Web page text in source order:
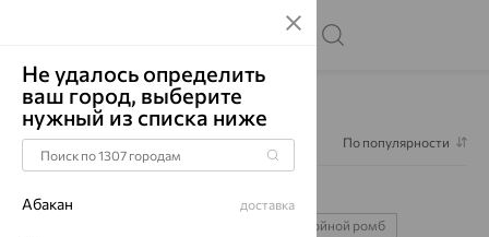
Главная Каталог Цепи Цепи нонна
Фильтр 1 По популярности
двойной ромб
Не удалось определить
ваш город, выберите
нужный из списка ниже
Абакан доставка